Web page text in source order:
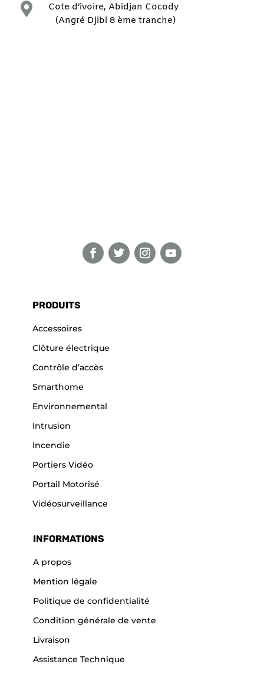

Cote d’ivoire, Abidjan Cocody
(Angré Djibi 8 ème tranche)
PRODUITS
Accessoires
Clôture électrique
Contrôle d’accès
Smarthome
Environnemental
Intrusion
Incendie
Portiers Vidéo
Portail Motorisé
Vidéosurveillance
INFORMATIONS
A propos
Mention légale
Politique de confidentialité
Condition générale de vente
Livraison
Assistance Technique